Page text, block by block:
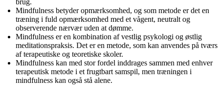
Mindfulness betyder opmærksomhed, og som metode er det en
træning i fuld opmærksomhed med et vågent, neutralt og
observerende nærvær uden at dømme.
Mindfulness er en kombination af vestlig psykologi og østlig
meditationspraksis. Det er en metode, som kan anvendes på tværs
af terapeutiske og teoretiske skoler.
Mindfulness kan med stor fordel inddrages sammen med enhver
terapeutisk metode i et frugtbart samspil, men træningen i
mindfulness kan også stå alene.